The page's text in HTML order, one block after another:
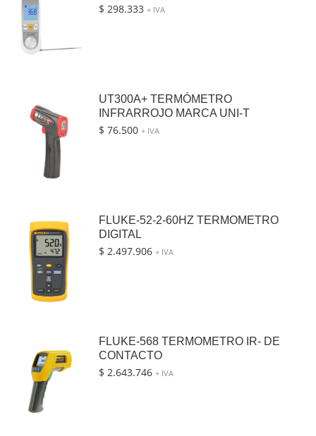
$ 298.333 + IVA
UT300A+ TERMÓMETRO
INFRARROJO MARCA UNI-T
$ 76.500 + IVA
FLUKE-52-2-60HZ TERMOMETRO
DIGITAL
$ 2.497.906 + IVA
FLUKE-568 TERMOMETRO IR- DE
CONTACTO
$ 2.643.746 + IVA